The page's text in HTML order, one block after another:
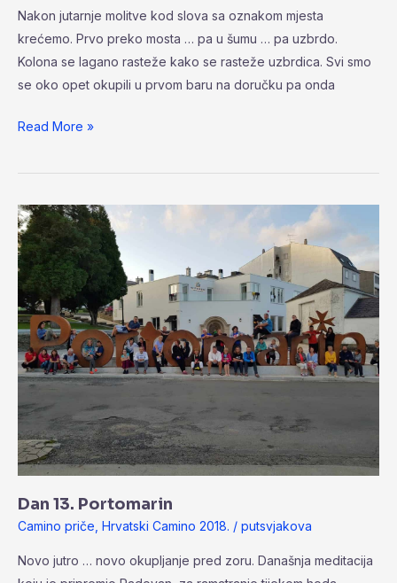
Nakon jutarnje molitve kod slova sa oznakom mjesta
krećemo. Prvo preko mosta … pa u šumu … pa uzbrdo.
Kolona se lagano rasteže kako se rasteže uzbrdica. Svi smo
se oko opet okupili u prvom baru na doručku pa onda
Read More »
Dan 13. Portomarin
Camino priče Hrvatski Camino 2018. / putsvjakova
Novo jutro … novo okupljanje pred zoru. Današnja meditacija
Dan
13.
Portomarin